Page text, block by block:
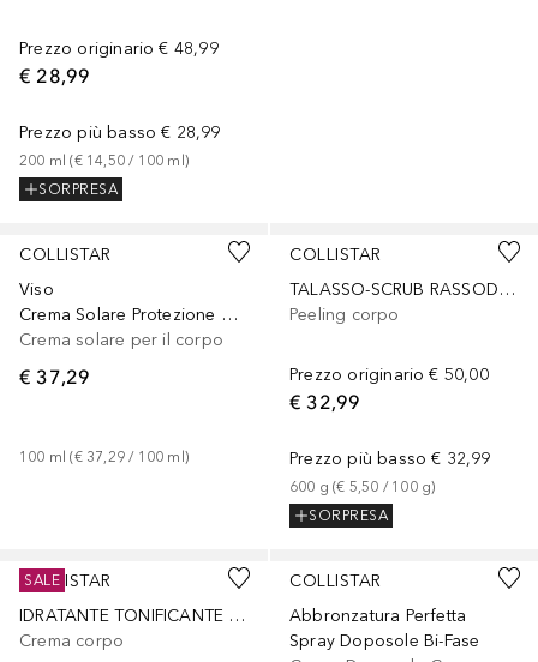
Prezzo originario € 48,99
€ 28,99
Prezzo più basso € 28,99
200 ml (€ 14,50 / 100 ml)
SORPRESA
COLLISTAR
Viso
Crema Solare Protezione Attivi Viso-Corpo SPF50+
Crema solare per il corpo
€ 37,29
100 ml (€ 37,29 / 100 ml)
COLLISTAR
TALASSO-SCRUB RASSODANTE ELASTICIZZANTE
Peeling corpo
Prezzo originario € 50,00
€ 32,99
Prezzo più basso € 32,99
600 g (€ 5,50 / 100 g)
SORPRESA
COLLISTAR
IDRATANTE TONIFICANTE CORPO
Crema corpo
SALE
COLLISTAR
Abbronzatura Perfetta
Spray Doposole Bi-Fase